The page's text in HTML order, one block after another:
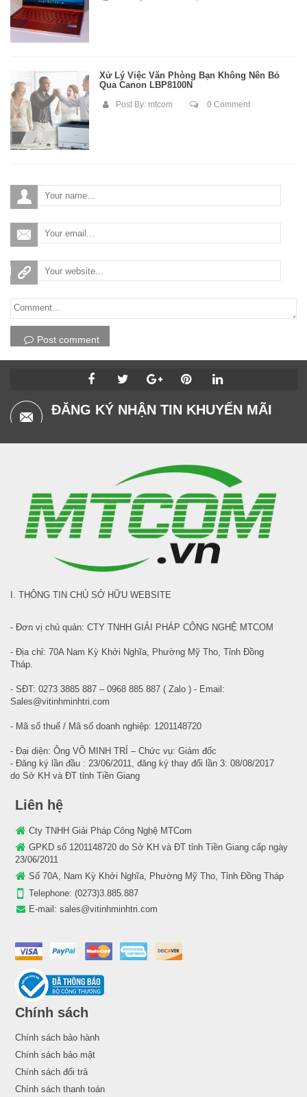
Xử Lý Việc Văn Phòng Bạn Không Nên Bỏ
Qua Canon LBP8100N
Post By: mtcom 0 Comment
Post comment
ĐĂNG KÝ NHẬN TIN KHUYẾN MÃI
I. THÔNG TIN CHỦ SỞ HỮU WEBSITE
- Đơn vị chủ quản: CTY TNHH GIẢI PHÁP CÔNG NGHỆ MTCOM
- Địa chỉ: 70A Nam Kỳ Khởi Nghĩa, Phường Mỹ Tho, Tỉnh Đồng
Tháp.
- SĐT: 0273 3885 887 – 0968 885 887 ( Zalo ) - Email:
Sales@vitinhminhtri.com
- Mã số thuế / Mã số doanh nghiệp: 1201148720
- Đại diện: Ông VÕ MINH TRÍ – Chức vụ: Giám đốc
- Đăng ký lần đầu : 23/06/2011, đăng ký thay đổi lần 3: 08/08/2017
do Sở KH và ĐT tỉnh Tiền Giang
Liên hệ
Cty TNHH Giải Pháp Công Nghệ MTCom
GPKD số 1201148720 do Sở KH và ĐT tỉnh Tiền Giang cấp ngày
23/06/2011
Số 70A, Nam Kỳ Khởi Nghĩa, Phường Mỹ Tho, Tỉnh Đồng Tháp
Telephone: (0273)3.885.887
E-mail: sales@vitinhminhtri.com
Chính sách
Chính sách bảo hành
Chính sách bảo mật
Chính sách đổi trả
Chính sách thanh toán